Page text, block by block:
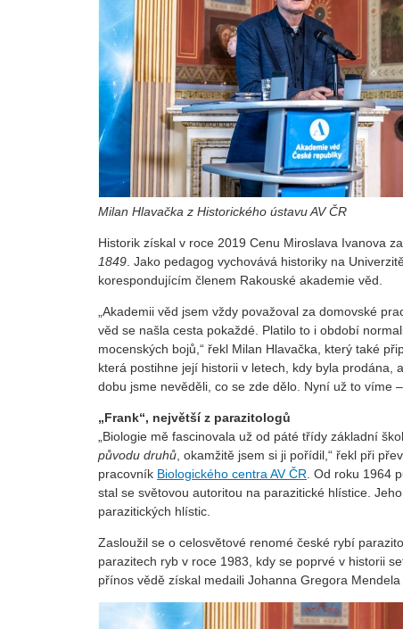
Milan Hlavačka z Historického ústavu AV ČR
Historik získal v roce 2019 Cenu Miroslava Ivanova
1849. Jako pedagog vychovává historiky na
korespondujícím členem Rakouské akademie věd.
„Akademii věd jsem vždy považoval za domovské
věd se našla cesta pokaždé. Platilo to i období
mocenských bojů,“ řekl Milan Hlavačka, který také
která postihne její historii v letech, kdy byla prodána,
dobu jsme nevěděli, co se zde dělo. Nyní už to víme
„Frank“, největší z parazitologů
„Biologie mě fascinovala už od páté třídy základní
původu druhů, okamžitě jsem si ji pořídil,“ řekl při
pracovník Biologického centra AV ČR. Od roku 1964
stal se světovou autoritou na parazitické hlístice.
parazitických hlístic.
Zasloužil se o celosvětové renomé české rybí
parazitech ryb v roce 1983, kdy se poprvé v historii
přínos vědě získal medaili Johanna Gregora